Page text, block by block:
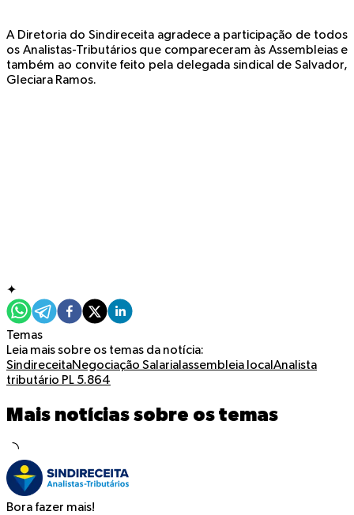
A Diretoria do Sindireceita agradece a participação de todos
os Analistas-Tributários que compareceram às Assembleias e
também ao convite feito pela delegada sindical de Salvador,
Gleciara Ramos.
✦
Temas
Leia mais sobre os temas da notícia:
SindireceitaNegociação Salarial assembleia local Analista
tributário PL 5.864
Mais notícias sobre os temas
Bora fazer mais!